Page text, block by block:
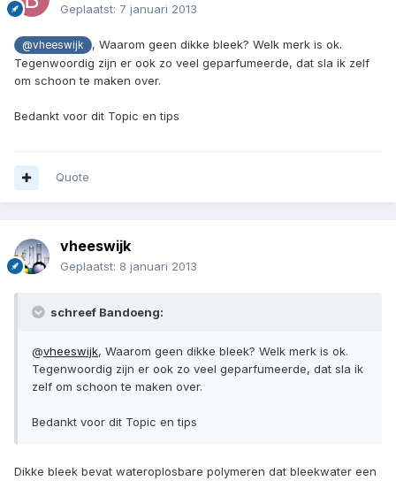
Geplaatst: 7 januari 2013
@vheeswijk
, Waarom geen dikke bleek? Welk merk is ok.
Tegenwoordig zijn er ook zo veel geparfumeerde, dat sla ik zelf
om schoon te maken over.
Bedankt voor dit Topic en tips
Quote
vheeswijk
Geplaatst: 8 januari 2013
schreef Bandoeng:
@vheeswijk, Waarom geen dikke bleek? Welk merk is ok.
Tegenwoordig zijn er ook zo veel geparfumeerde, dat sla ik
zelf om schoon te maken over.
Bedankt voor dit Topic en tips
Dikke bleek bevat wateroplosbare polymeren dat bleekwater een